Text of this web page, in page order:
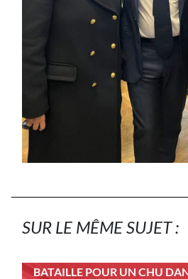
SUR LE MÊME SUJET :
BATAILLE POUR UN CHU